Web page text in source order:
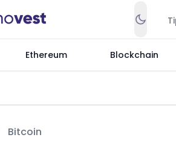
Ethereum Blockchain
Bitcoin